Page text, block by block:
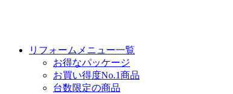
リフォームメニュー一覧
お得なパッケージ
お買い得度No.1商品
台数限定の商品